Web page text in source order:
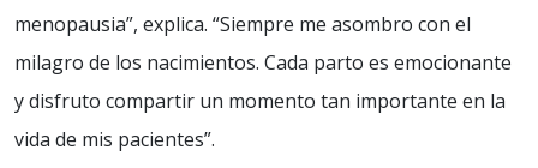
menopausia”, explica. “Siempre me asombro con el
milagro de los nacimientos. Cada parto es emocionante
y disfruto compartir un momento tan importante en la
vida de mis pacientes”.